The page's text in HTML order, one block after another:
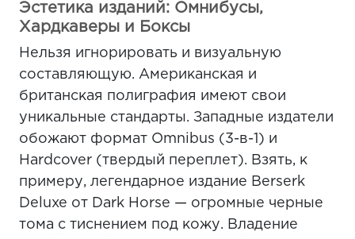
Эстетика изданий: Омнибусы,
Хардкаверы и Боксы
Нельзя игнорировать и визуальную
составляющую. Американская и
британская полиграфия имеют свои
уникальные стандарты. Западные издатели
обожают формат Omnibus (3-в-1) и
Hardcover (твердый переплет). Взять, к
примеру, легендарное издание Berserk
Deluxe от Dark Horse — огромные черные
тома с тиснением под кожу. Владение